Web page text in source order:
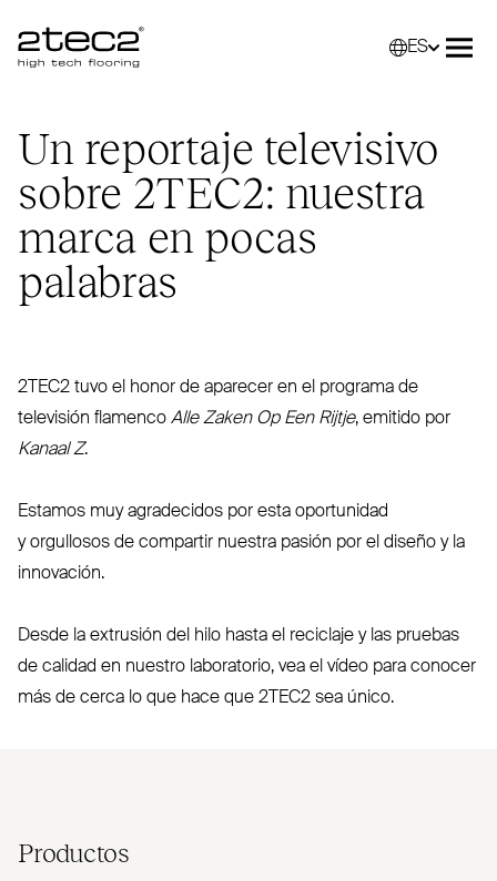
Primary
ES
Un reportaje televisivo
sobre2TEC2: nuestra
marca en pocas
palabras
2TEC2 tuvo el honor de aparecer en el programa de
televisión flamenco Alle Zaken Op Een Rijtje, emitido por
Kanaal Z.
Estamos muy agra­decidos por esta opor­tunidad
y orgullosos de compartir nuestra pasión por el diseño y la
innovación.
Desde la extrusión del hilo hasta el reciclaje y las pruebas
de calidad en nuestro labo­ratorio, vea el vídeo para conocer
más de cerca lo que hace que 2TEC2 sea único.
Productos